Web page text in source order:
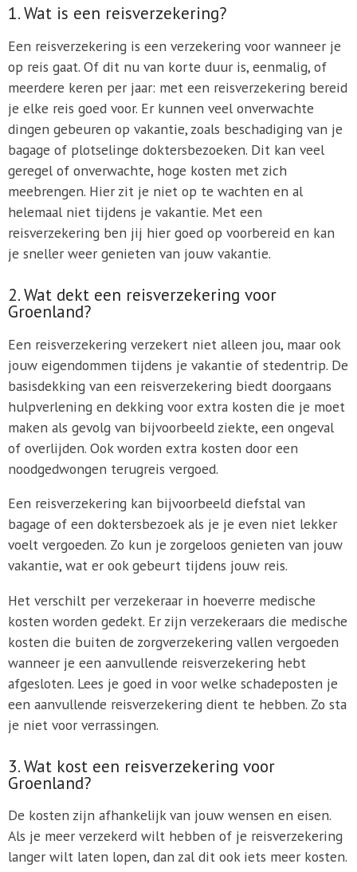
1. Wat is een reisverzekering?
Een reisverzekering is een verzekering voor wanneer je
op reis gaat. Of dit nu van korte duur is, eenmalig, of
meerdere keren per jaar: met een reisverzekering bereid
je elke reis goed voor. Er kunnen veel onverwachte
dingen gebeuren op vakantie, zoals beschadiging van je
bagage of plotselinge doktersbezoeken. Dit kan veel
geregel of onverwachte, hoge kosten met zich
meebrengen. Hier zit je niet op te wachten en al
helemaal niet tijdens je vakantie. Met een
reisverzekering ben jij hier goed op voorbereid en kan
je sneller weer genieten van jouw vakantie.
2. Wat dekt een reisverzekering voor
Groenland?
Een reisverzekering verzekert niet alleen jou, maar ook
jouw eigendommen tijdens je vakantie of stedentrip. De
basisdekking van een reisverzekering biedt doorgaans
hulpverlening en dekking voor extra kosten die je moet
maken als gevolg van bijvoorbeeld ziekte, een ongeval
of overlijden. Ook worden extra kosten door een
noodgedwongen terugreis vergoed.
Een reisverzekering kan bijvoorbeeld diefstal van
bagage of een doktersbezoek als je je even niet lekker
voelt vergoeden. Zo kun je zorgeloos genieten van jouw
vakantie, wat er ook gebeurt tijdens jouw reis.
Het verschilt per verzekeraar in hoeverre medische
kosten worden gedekt. Er zijn verzekeraars die medische
kosten die buiten de zorgverzekering vallen vergoeden
wanneer je een aanvullende reisverzekering hebt
afgesloten. Lees je goed in voor welke schadeposten je
een aanvullende reisverzekering dient te hebben. Zo sta
je niet voor verrassingen.
3. Wat kost een reisverzekering voor
Groenland?
De kosten zijn afhankelijk van jouw wensen en eisen.
Als je meer verzekerd wilt hebben of je reisverzekering
langer wilt laten lopen, dan zal dit ook iets meer kosten.